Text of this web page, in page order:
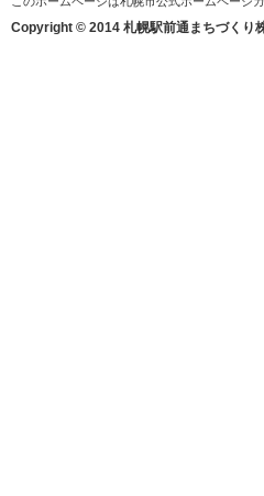
Copyright © 2014 札幌駅前通まちづくり